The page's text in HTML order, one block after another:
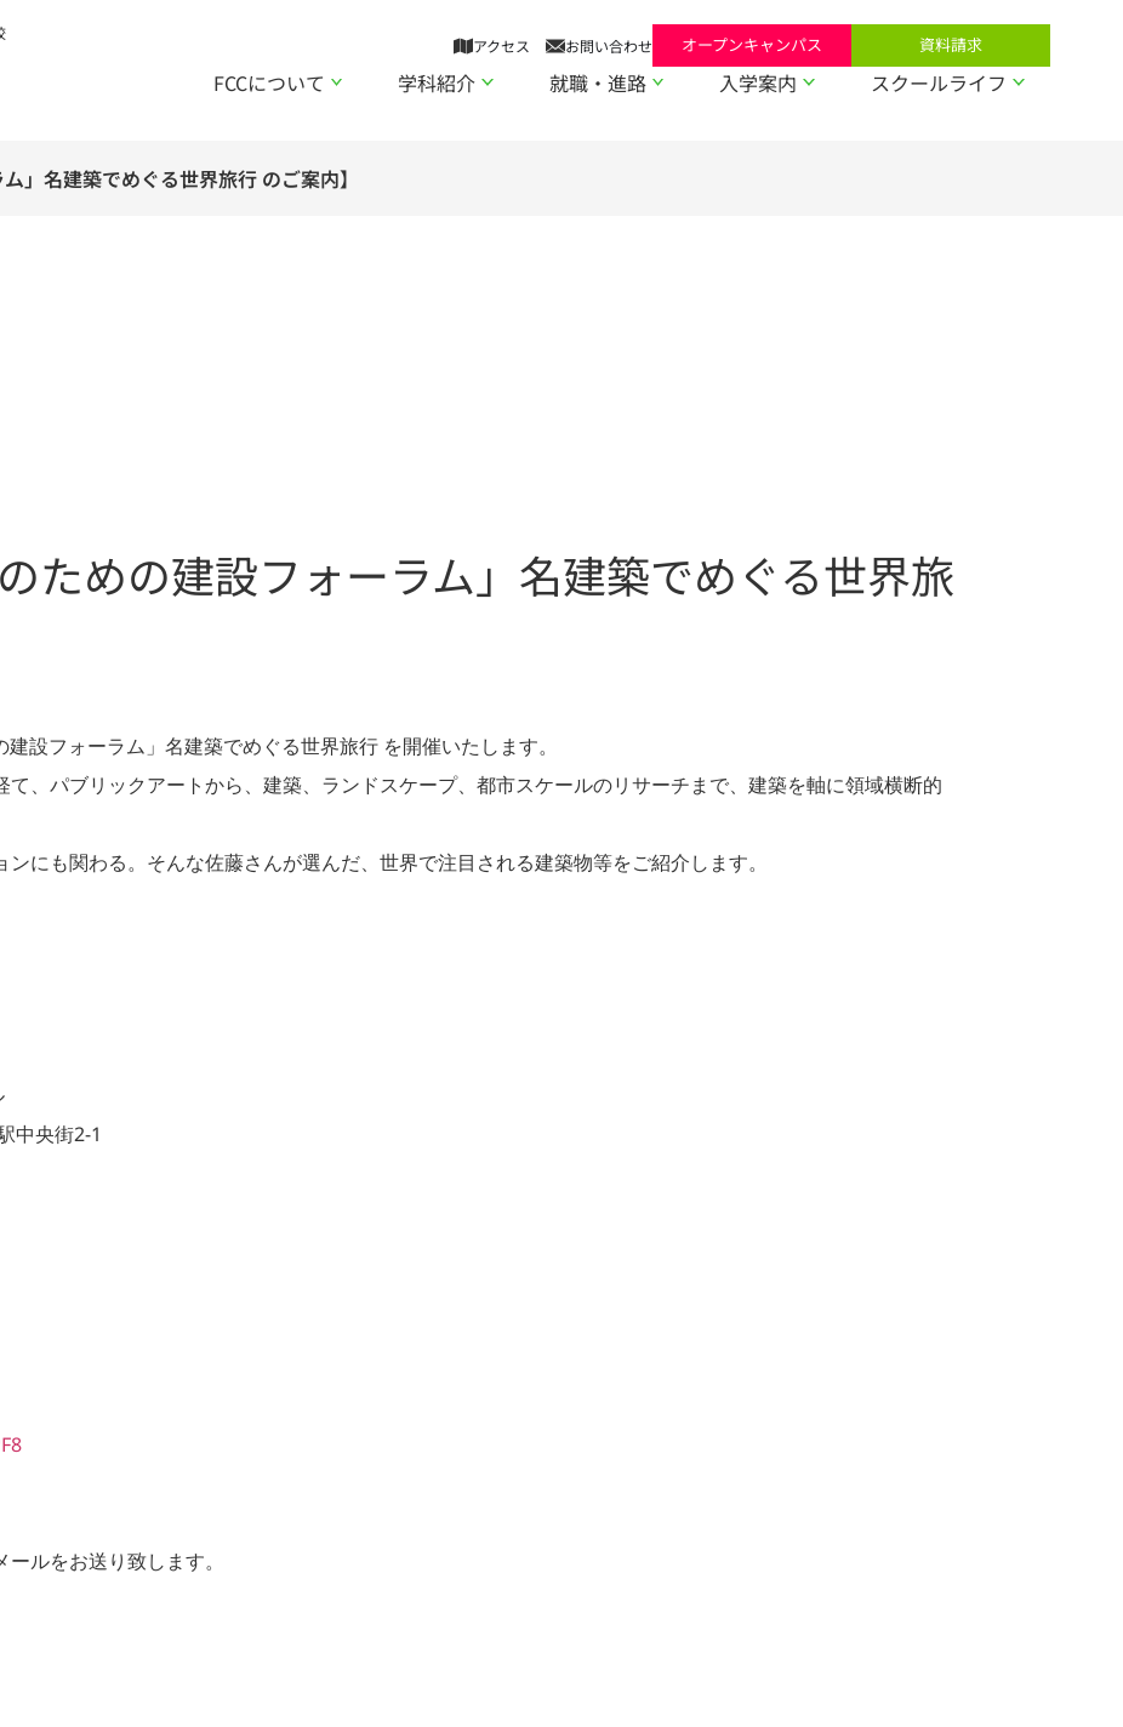
アクセス お問い合わせ オープンキャンパス 資料請求
FCCについて 学科紹介 就職・進路 入学案内 スクールライフ
」名建築でめぐる世界旅行 のご案内】
ための建設フォーラム」名建築でめぐる世界旅
設フォーラム」名建築でめぐる世界旅行 を開催いたします。
、パブリックアートから、建築、ランドスケープ、都市スケールのリサーチまで、建築を軸に領域横断的
にも関わる。そんな佐藤さんが選んだ、世界で注目される建築物等をご紹介します。
中央街2-1
ルをお送り致します。